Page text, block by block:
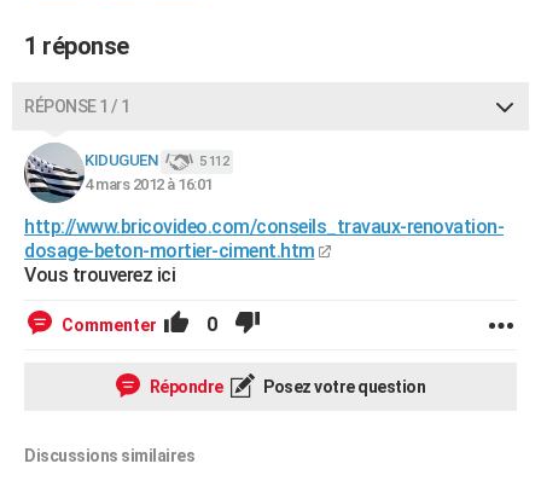
BONS PLANS
Dictionnaire
Biographies
Citations
Expressions
Proverbes
PROGRAMME TV
COPAINS D'AVANT
S'inscrire
Se connecter
Lycées
Collèges
Primaires
Universités
Entreprises
Service militaire
Avis de recherche
AVIS DE DÉCÈS
FORUM
1 réponse
RÉPONSE 1 / 1
KIDUGUEN 5 112
4 mars 2012 à 16:01
http://www.bricovideo.com/conseils_travaux-renovation-
dosage-beton-mortier-ciment.htm
Vous trouverez ici
Commenter 0
Répondre Posez votre question
Discussions similaires